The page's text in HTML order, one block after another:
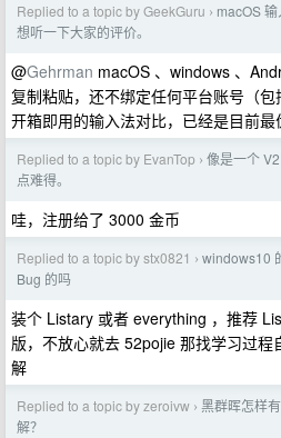
Replied to a topic by GeekGuru › macOS 输
想听一下大家的评价。
@Gehrman macOS 、windows 、
复制粘贴，还不绑定任何平台账号（
开箱即用的输入法对比，已经是目前最
Replied to a topic by EvanTop › 像是一个
点难得。
哇，注册给了 3000 金币
Replied to a topic by stx0821 › windows10
Bug 的吗
装个 Listary 或者 everything ，推荐
版，不放心就去 52pojie 那找学习过
解
Replied to a topic by zeroivw › 黑群晖怎样
解？